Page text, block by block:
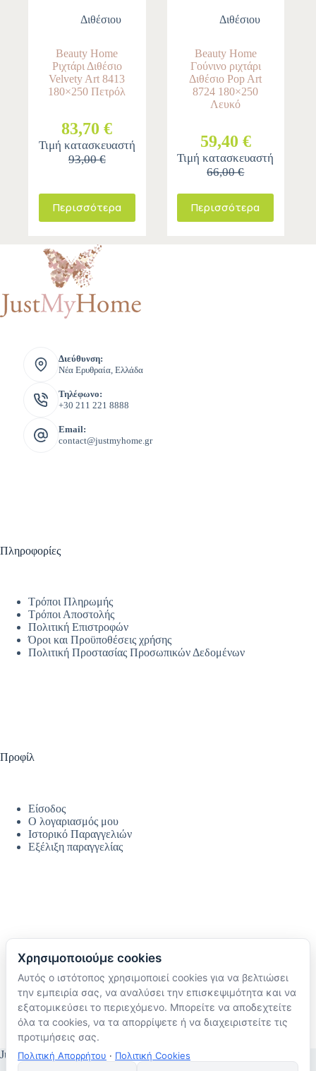
Διθέσιου
Beauty Home
Ριχτάρι Διθέσιο
Velvety Art 8413
180×250 Πετρόλ
83,70 €
Τιμή κατασκευαστή
93,00 €
Περισσότερα
Διθέσιου
Beauty Home
Γούνινο ριχτάρι
Διθέσιο Pop Art
8724 180×250
Λευκό
59,40 €
Τιμή κατασκευαστή
66,00 €
Περισσότερα
Διεύθυνση:
Νέα Ερυθραία, Ελλάδα
Τηλέφωνο:
+30 211 221 8888
Email:
contact@justmyhome.gr
Πληροφορίες
Τρόποι Πληρωμής
Τρόποι Αποστολής
Πολιτική Επιστροφών
Όροι και Προϋποθέσεις χρήσης
Πολιτική Προστασίας Προσωπικών Δεδομένων
Προφίλ
Είσοδος
Ο λογαριασμός μου
Ιστορικό Παραγγελιών
Εξέλιξη παραγγελίας
Ακολουθήστε μας
TikTok
Instagram
Facebook
JustMyHome © Copyright 2026
Χρησιμοποιούμε cookies
Αυτός ο ιστότοπος χρησιμοποιεί cookies για να βελτιώσει
την εμπειρία σας, να αναλύσει την επισκεψιμότητα και να
εξατομικεύσει το περιεχόμενο. Μπορείτε να αποδεχτείτε
όλα τα cookies, να τα απορρίψετε ή να διαχειριστείτε τις
προτιμήσεις σας.
Πολιτική Απορρήτου · Πολιτική Cookies